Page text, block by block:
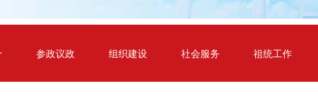
参政议政 组织建设 社会服务 祖统工作